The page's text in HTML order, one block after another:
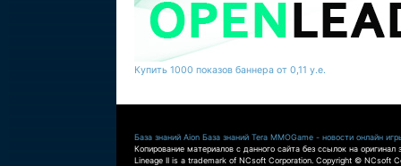
Купить 1000 показов баннера от 0,11 у.е.
База знаний Aion База знаний Tera MMOGame - новости онлайн
Копирование материалов с данного сайта без ссылок на оригинал
Lineage II is a trademark of NCsoft Corporation. Copyright © NCsoft